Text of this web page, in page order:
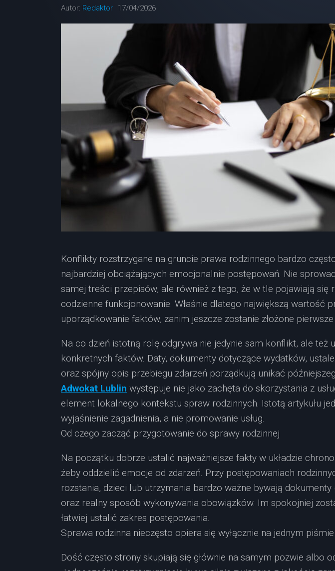
Autor: Redaktor 17/04/2026
Konflikty rozstrzygane na gruncie prawa rodzinnego bardzo
najbardziej obciążających emocjonalnie postępowań. Nie
samej treści przepisów, ale również z tego, że w tle pojawiają się
codzienne funkcjonowanie. Właśnie dlatego największą wartość
uporządkowanie faktów, zanim jeszcze zostanie złożone
Na co dzień istotną rolę odgrywa nie jedynie sam konflikt, ale też
konkretnych faktów. Daty, dokumenty dotyczące wydatków,
oraz spójny opis przebiegu zdarzeń porządkują unikać
Adwokat Lublin występuje nie jako zachęta do skorzystania z
element lokalnego kontekstu spraw rodzinnych. Istotą artykułu
wyjaśnienie zagadnienia, a nie promowanie usług.
Od czego zacząć przygotowanie do sprawy rodzinnej
Na początku dobrze ustalić najważniejsze fakty w układzie
żeby oddzielić emocje od zdarzeń. Przy postępowaniach
rozstania, dzieci lub utrzymania bardzo ważne bywają
oraz realny sposób wykonywania obowiązków. Im spokojniej
łatwiej ustalić zakres postępowania.
Sprawa rodzinna nieczęsto opiera się wyłącznie na jednym piśmie
Dość często strony skupiają się głównie na samym pozwie albo